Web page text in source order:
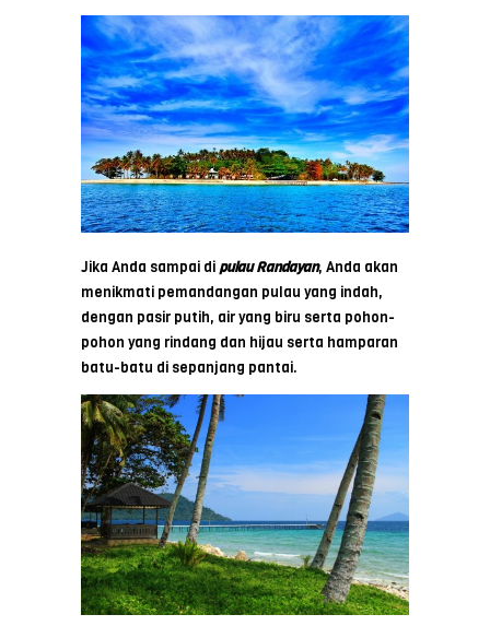
Jika Anda sampai di pulau Randayan, Anda akan
menikmati pemandangan pulau yang indah,
dengan pasir putih, air yang biru serta pohon-
pohon yang rindang dan hijau serta hamparan
batu-batu di sepanjang pantai.